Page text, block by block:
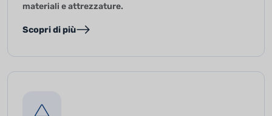
materiali e attrezzature.
Scopri di più